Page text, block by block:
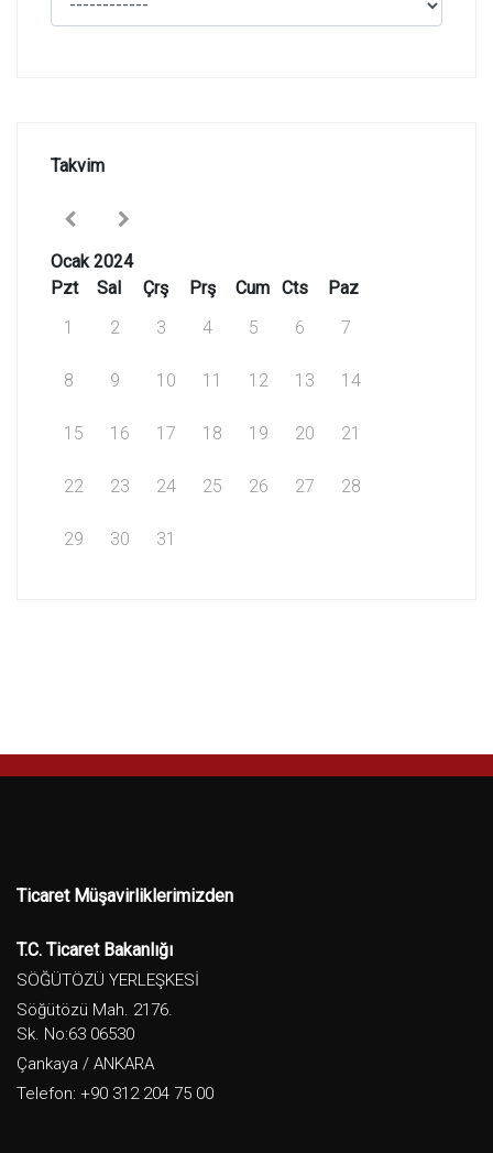
Takvim
Ocak 2024
Pzt
Sal Çrş Prş Cum Cts
Paz
1
2 3 4 5 6 7
8 9 10 11 12 13 14
15 16 17 18 19 20 21
22 23 24 25 26 27 28
29 30 31
Ticaret Müşavirliklerimizden
T.C. Ticaret Bakanlığı
SÖĞÜTÖZÜ YERLEŞKESİ
Söğütözü Mah. 2176.
Sk. No:63 06530
Çankaya / ANKARA
Telefon: +90 312 204 75 00